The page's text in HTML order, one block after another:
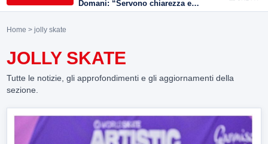
Domani: “Servono chiarezza e
approfondimenti sulla gestione
Home > jolly skate
JOLLY SKATE
Tutte le notizie, gli approfondimenti e gli aggiornamenti della
sezione.